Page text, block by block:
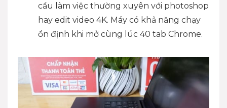
cầu làm việc thường xuyên với photoshop
hay edit video 4K. Máy có khả năng chạy
ổn định khi mở cùng lúc 40 tab Chrome.